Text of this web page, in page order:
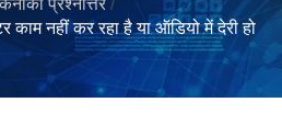
प्रश्नोत्तर /
नहीं कर रहा है या ऑडियो में देरी हो